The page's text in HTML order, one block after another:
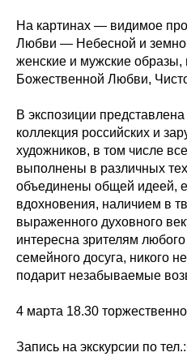
На картинах — видимое
Любви — Небесной и
женские и мужские
Божественной Любви,
В экспозиции
коллекция российских и
художников, в том числе
выполнены в различных
объединены общей идеей,
вдохновения, наличием в
выраженного духовного
интересна зрителям
семейного досуга, никого
подарит незабываемые
4 марта 18.30
Запись на экскурсии по тел.: